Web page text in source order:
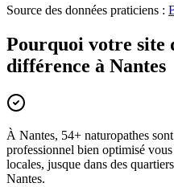
Source des données praticiens :
Pourquoi votre site
différence à Nantes
À Nantes, 54+ naturopathes
professionnel bien optimisé
locales, jusque dans des
Nantes.